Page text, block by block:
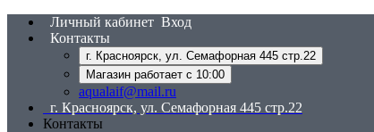
Личный кабинет Вход
Контакты
г. Красноярск, ул. Семафорная 445 стр.22
Магазин работает с 10:00
aqualaif@mail.ru
г. Красноярск, ул. Семафорная 445 стр.22
Контакты